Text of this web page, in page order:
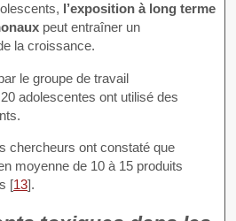
l’exposition à long terme
peut entraîner un
la croissance.
le groupe de travail
adolescentes ont utilisé des
chercheurs ont constaté que
moyenne de 10 à 15 produits
[13].